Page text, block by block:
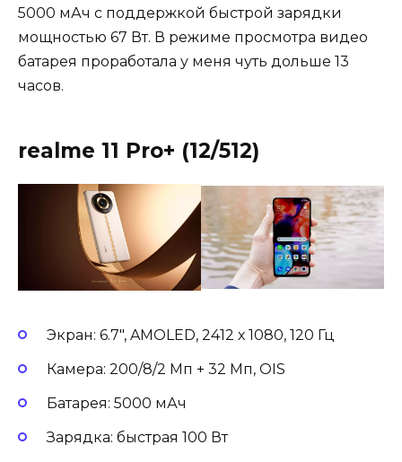
5000 мАч с поддержкой быстрой зарядки
мощностью 67 Вт. В режиме просмотра видео
батарея проработала у меня чуть дольше 13
часов.
realme 11 Pro+ (12/512)
Экран: 6.7″, AMOLED, 2412 х 1080, 120 Гц
Камера: 200/8/2 Мп + 32 Мп, OIS
Батарея: 5000 мАч
Зарядка: быстрая 100 Вт